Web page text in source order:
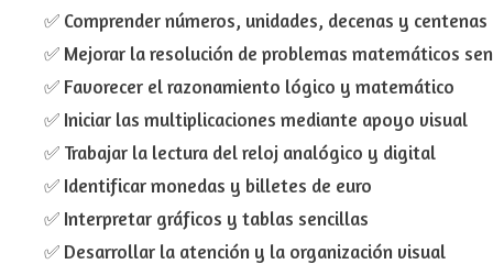
✅ Comprender números, unidades, decenas y centenas
✅ Mejorar la resolución de problemas matemáticos
✅ Favorecer el razonamiento lógico y matemático
✅ Iniciar las multiplicaciones mediante apoyo visual
✅ Trabajar la lectura del reloj analógico y digital
✅ Identificar monedas y billetes de euro
✅ Interpretar gráficos y tablas sencillas
✅ Desarrollar la atención y la organización visual